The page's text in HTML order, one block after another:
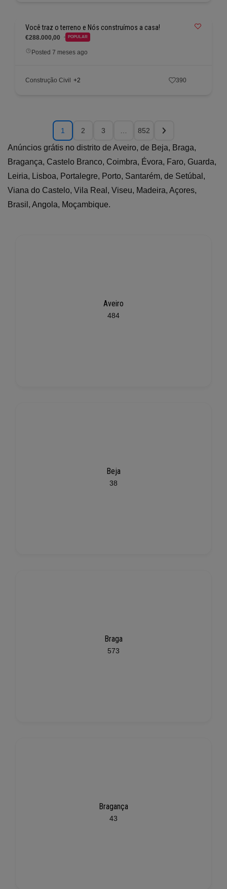
Você traz o terreno e Nós construímos a casa!
€288.000,00 POPULAR
Posted 7 meses ago
Construção Civil +2 390
1 2 3 852
Anúncios grátis no distrito de Aveiro, de Beja, Braga,
Bragança, Castelo Branco, Coimbra, Évora, Faro, Guarda,
Leiria, Lisboa, Portalegre, Porto, Santarém, de Setúbal,
Viana do Castelo, Vila Real, Viseu, Madeira, Açores,
Brasil, Angola, Moçambique.
Aveiro
484
Beja
38
Braga
573
Bragança
43